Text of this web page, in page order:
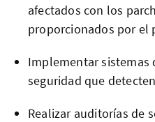
afectados con los
proporcionados por el
Implementar sistemas
seguridad que
Realizar auditorías de